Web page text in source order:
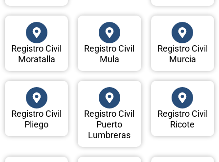
Registro Civil
Moratalla
Registro Civil
Mula
Registro Civil
Murcia
Registro Civil
Pliego
Registro Civil
Puerto
Lumbreras
Registro Civil
Ricote